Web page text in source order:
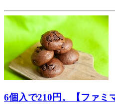
6個入で210円。【ファミ